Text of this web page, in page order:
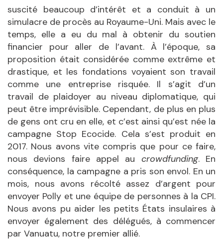
suscité beaucoup d’intérêt et a conduit à un
simulacre de procès au Royaume-Uni. Mais avec le
temps, elle a eu du mal à obtenir du soutien
financier pour aller de l’avant. À l’époque, sa
proposition était considérée comme extrême et
drastique, et les fondations voyaient son travail
comme une entreprise risquée. Il s’agit d’un
travail de plaidoyer au niveau diplomatique, qui
peut être imprévisible. Cependant, de plus en plus
de gens ont cru en elle, et c’est ainsi qu’est née la
campagne Stop Ecocide. Cela s’est produit en
2017. Nous avons vite compris que pour ce faire,
nous devions faire appel au crowdfunding. En
conséquence, la campagne a pris son envol. En un
mois, nous avons récolté assez d’argent pour
envoyer Polly et une équipe de personnes à la CPI.
Nous avons pu aider les petits États insulaires à
envoyer également des délégués, à commencer
par Vanuatu, notre premier allié.